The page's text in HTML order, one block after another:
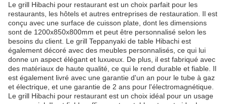
Le grill Hibachi pour restaurant est un choix parfait pour les
restaurants, les hôtels et autres entreprises de restauration. Il est
conçu avec une surface de cuisson plate, dont les dimensions
sont de 1200x850x800mm et peut être personnalisé selon les
besoins du client. Le grill Teppanyaki de table Hibachi est
également décoré avec des meubles personnalisés, ce qui lui
donne un aspect élégant et luxueux. De plus, il est fabriqué avec
des matériaux de haute qualité, ce qui le rend durable et fiable. Il
est également livré avec une garantie d'un an pour le tube à gaz
et électrique, et une garantie de 2 ans pour l'électromagnétique.
Le grill Hibachi pour restaurant est un choix idéal pour un usage